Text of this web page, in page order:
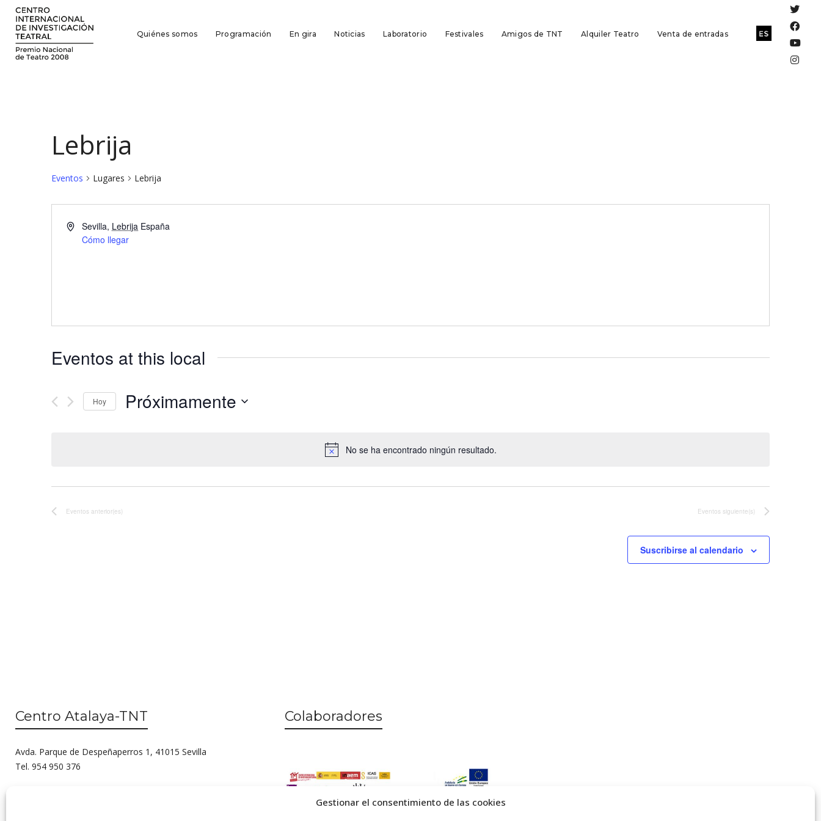
Gestionar el consentimiento de las cookies
Quiénes somos Programación En gira Noticias Laboratorio Festivales Amigos de TNT Alquiler Teatro Venta de entradas
No se ha encontrado ningún resultado.
Lebrija
Eventos Lugares Lebrija
Sevilla, Lebrija España
Cómo llegar
Eventos at this local
Hoy Próximamente
Eventos anterior(es) Eventos siguiente(s)
Suscribirse al calendario
Centro Atalaya-TNT
Avda. Parque de Despeñaperros 1, 41015 Sevilla
Tel. 954 950 376
Colaboradores